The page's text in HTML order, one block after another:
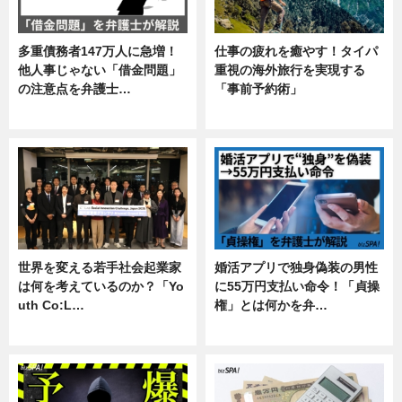
多重債務者147万人に急増！
他人事じゃない「借金問題」
の注意点を弁護士…
仕事の疲れを癒やす！タイパ
重視の海外旅行を実現する
「事前予約術」
世界を変える若手社会起業家
は何を考えているのか？「Yo
uth Co:L…
婚活アプリで独身偽装の男性
に55万円支払い命令！「貞操
権」とは何かを弁…